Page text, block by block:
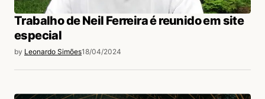
Trabalho de Neil Ferreira é reunido em site
especial
by Leonardo Simões18/04/2024